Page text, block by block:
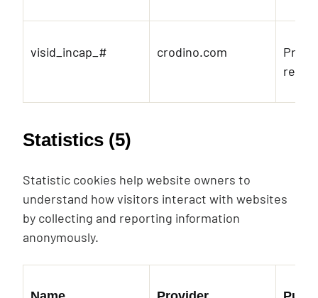
visid_incap_# crodino.com
Statistics (5)
Statistic cookies help website owners to
understand how visitors interact with websites
by collecting and reporting information
anonymously.